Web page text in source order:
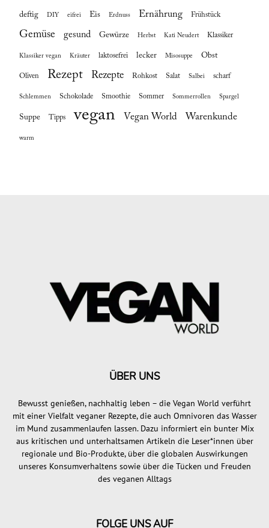
deftig DIY eifrei Eis Erdnuss Ernährung Frühstück
Gemüse gesund Gewürze Herbst Kati Neudert Klassiker
Klassiker vegan Kräuter laktosefrei lecker Misosuppe Obst
Oliven Rezept Rezepte Rohkost Salat Salbei scharf
Schlemmen Schokolade Smoothie Sommer Sommerrollen Spargel
Suppe Tipps vegan Vegan World Warenkunde
warm
ÜBER UNS
Bewusst genießen, nachhaltig leben – die Vegan World verführt
mit einer Vielfalt veganer Rezepte, die auch Omnivoren das Wasser
im Mund zusammenlaufen lassen. Dazu informiert ein bunter Mix
aus kritischen und unterhaltsamen Artikeln die Leser*innen über
regionale und Bio-Produkte, über die globalen Auswirkungen
unseres Konsumverhaltens sowie über die Tücken und Freuden
des veganen Alltags
FOLGE UNS AUF